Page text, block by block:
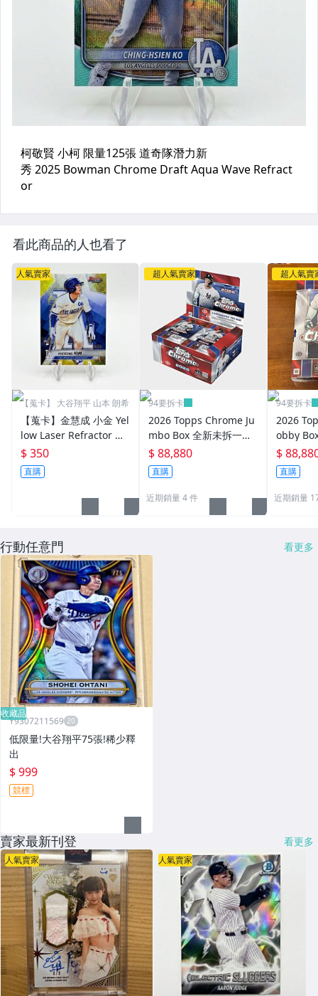
看此商品的人也看了
人氣賣家
【蒐卡】 大谷翔平 山本 朗希
【蒐卡】金慧成 小金 Yel
low Laser Refractor 限
量75張 2025 Bowman’s
Best
$ 350
直購
超人氣賣家
94要拆卡
2026 Topps Chrome Ju
mbo Box 全新未拆一盒
拼村上宗隆RC 小小兵 大
谷翔平 雙金Logoman
$ 88,880
直購
近期銷量 4 件
超人氣賣
94要拆卡
2026
obby
拼村上
RC 大谷
n
$
直購
近期銷量
行動任意門 看更多
收藏品
Y9307211569
低限量!大谷翔平75張!稀少釋
出
$ 999
競標
賣家最新刊登 看更多
人氣賣家 人氣賣家